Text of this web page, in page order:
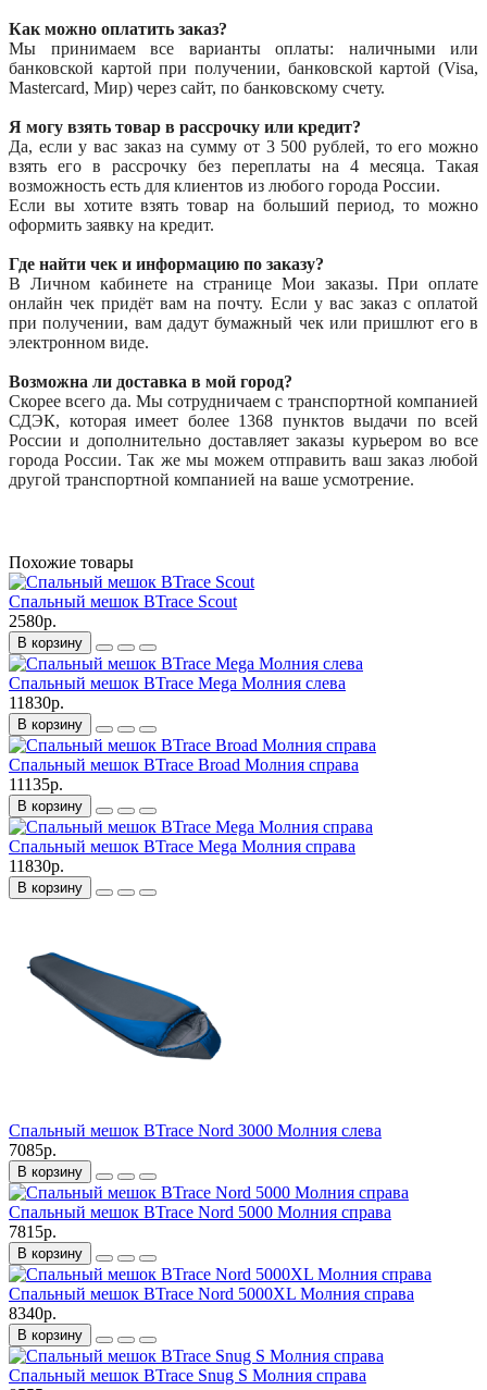
Как можно оплатить заказ?
Мы принимаем все варианты оплаты: наличными или
банковской картой при получении, банковской картой (Visa,
Mastercard, Мир) через сайт, по банковскому счету.
Я могу взять товар в рассрочку или кредит?
Да, если у вас заказ на сумму от 3 500 рублей, то его можно
взять его в рассрочку без переплаты на 4 месяца. Такая
возможность есть для клиентов из любого города России.
Если вы хотите взять товар на больший период, то можно
оформить заявку на кредит.
Где найти чек и информацию по заказу?
В Личном кабинете на странице Мои заказы. При оплате
онлайн чек придёт вам на почту. Если у вас заказ с оплатой
при получении, вам дадут бумажный чек или пришлют его в
электронном виде.
Возможна ли доставка в мой город?
Скорее всего да. Мы сотрудничаем с транспортной компанией
СДЭК, которая имеет более 1368 пунктов выдачи по всей
России и дополнительно доставляет заказы курьером во все
города России. Так же мы можем отправить ваш заказ любой
другой транспортной компанией на ваше усмотрение.
Похожие товары
Спальный мешок BTrace Scout
2580р.
В корзину
Спальный мешок BTrace Mega Молния слева
11830р.
В корзину
Спальный мешок BTrace Broad Молния справа
11135р.
В корзину
Спальный мешок BTrace Mega Молния справа
11830р.
В корзину
Спальный мешок BTrace Nord 3000 Молния слева
7085р.
В корзину
Спальный мешок BTrace Nord 5000 Молния справа
7815р.
В корзину
Спальный мешок BTrace Nord 5000XL Молния справа
8340р.
В корзину
Спальный мешок BTrace Snug S Молния справа